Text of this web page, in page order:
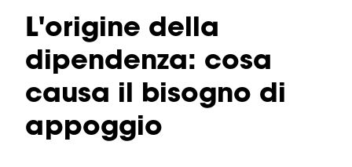
L'origine della
dipendenza: cosa
causa il bisogno di
appoggio